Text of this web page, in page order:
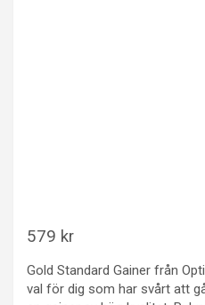
579 kr
Gold Standard Gainer från
val för dig som har svårt att